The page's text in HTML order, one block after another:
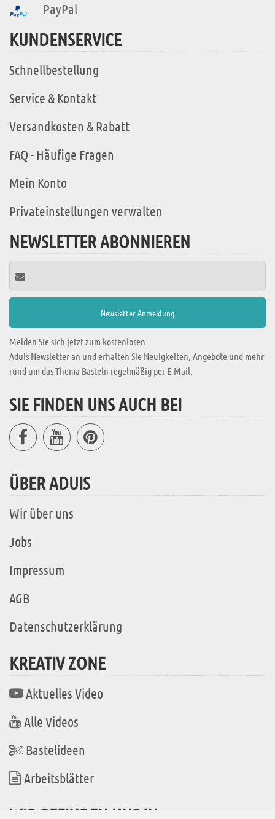
PayPal
KUNDENSERVICE
Schnellbestellung
Service & Kontakt
Versandkosten & Rabatt
FAQ - Häufige Fragen
Mein Konto
Privateinstellungen verwalten
NEWSLETTER ABONNIEREN
Melden Sie sich jetzt zum kostenlosen
Aduis Newsletter an und erhalten Sie Neuigkeiten, Angebote und mehr
rund um das Thema Basteln regelmäßig per E-Mail.
SIE FINDEN UNS AUCH BEI
ÜBER ADUIS
Wir über uns
Jobs
Impressum
AGB
Datenschutzerklärung
KREATIV ZONE
Aktuelles Video
Alle Videos
Bastelideen
Arbeitsblätter
WIR BEFINDEN UNS IN